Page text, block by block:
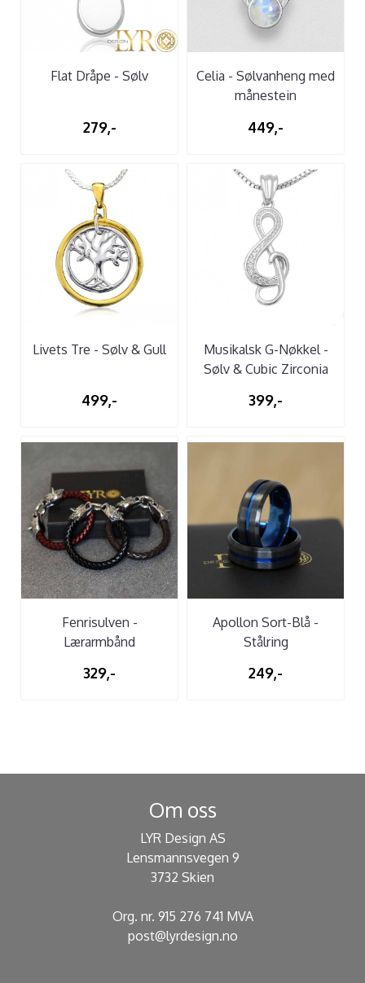
Flat Dråpe - Sølv
279,-
Celia - Sølvanheng med
månestein
449,-
Livets Tre - Sølv & Gull
499,-
Musikalsk G-Nøkkel -
Sølv & Cubic Zirconia
399,-
Fenrisulven -
Lærarmbånd
329,-
Apollon Sort-Blå -
Stålring
249,-
Om oss
LYR Design AS
Lensmannsvegen 9
3732 Skien
Org. nr. 915 276 741 MVA
post@lyrdesign.no